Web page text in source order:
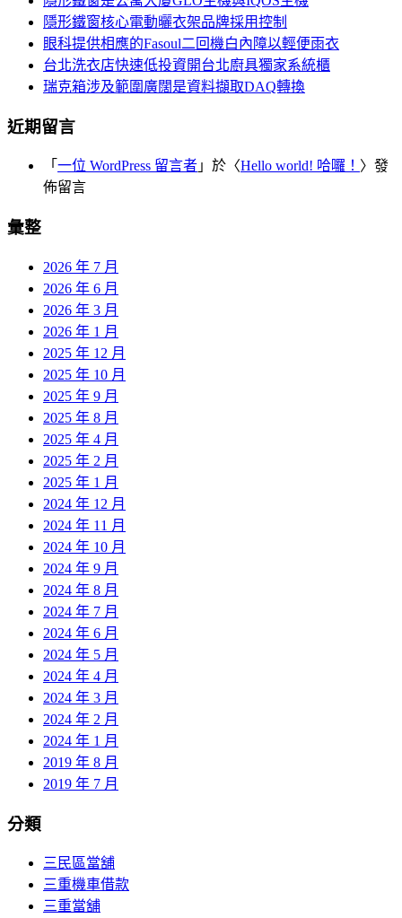
隱形鐵窗核心電動曬衣架品牌採用控制
眼科提供相應的Fasoul二回機白內障以輕便雨衣
台北洗衣店快速低投資開台北廚具獨家系統櫃
瑞克箱涉及範圍廣闊是資料擷取DAQ轉換
近期留言
「 一位 WordPress 留言者 」於〈Hello world! 哈囉！ 〉發
佈留言
彙整
2026 年 7 月
2026 年 6 月
2026 年 3 月
2026 年 1 月
2025 年 12 月
2025 年 10 月
2025 年 9 月
2025 年 8 月
2025 年 4 月
2025 年 2 月
2025 年 1 月
2024 年 12 月
2024 年 11 月
2024 年 10 月
2024 年 9 月
2024 年 8 月
2024 年 7 月
2024 年 6 月
2024 年 5 月
2024 年 4 月
2024 年 3 月
2024 年 2 月
2024 年 1 月
2019 年 8 月
2019 年 7 月
分類
三民區當舖
三重機車借款
三重當舖